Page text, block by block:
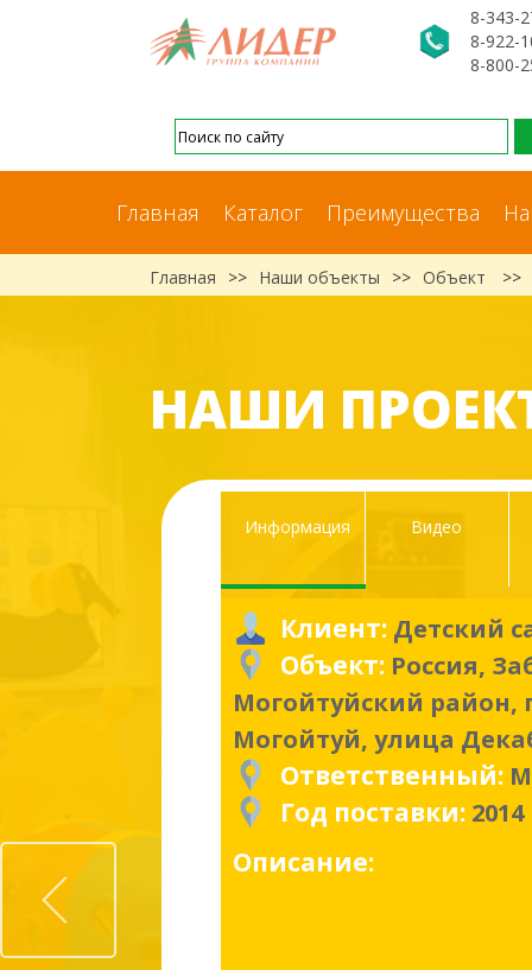
8-343-
8-922-
8-800-
Главная Каталог Преимущества
Главная >> Наши объекты >> Объект >>
НАШИ
Информация Видео
Клиент: Детский
Объект: Россия,
Могойтуйский район,
Могойтуй, улица
Ответственный:
Год поставки: 2014
Описание: